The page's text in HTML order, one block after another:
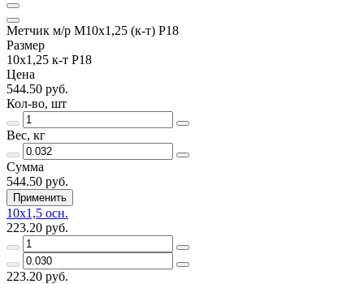
Метчик м/р М10х1,25 (к-т) Р18
Размер
10х1,25 к-т Р18
Цена
544.50 руб.
Кол-во, шт
Вес, кг
Сумма
544.50 руб.
Применить
10х1,5 осн.
223.20 руб.
223.20 руб.